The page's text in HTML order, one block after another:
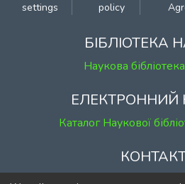
settings
policy
БІБЛІОТЕКА
Наукова
ЕЛЕКТРОННИЙ
Каталог Наукової
м. Київ, вул. Григорія